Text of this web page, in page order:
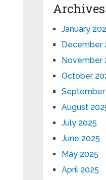
Archives
January
December
November
October
September
August
July 2025
June 2025
May 2025
April 2025